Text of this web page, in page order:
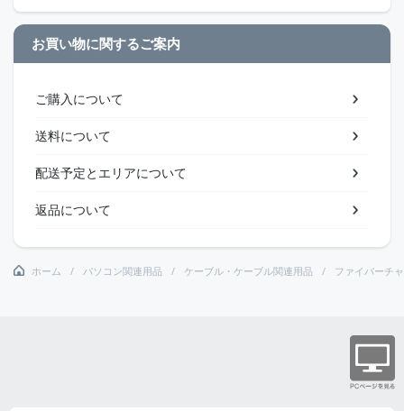
お買い物に関するご案内
ご購入について
送料について
配送予定とエリアについて
返品について
ホーム パソコン関連用品 ケーブル・ケーブル関連用品 ファイバーチ